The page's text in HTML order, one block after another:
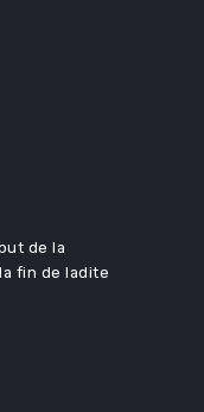
de la
fin de ladite